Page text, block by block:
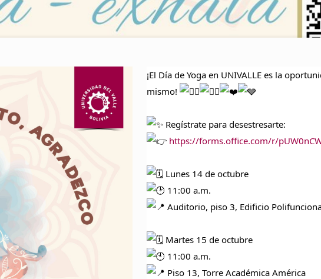
¡El Día de Yoga en UNIVALLE es la
mismo!
Regístrate para desestresarte:
https://forms.office.com/r/
Lunes 14 de octubre
11:00 a.m.
Auditorio, piso 3, Edificio
Martes 15 de octubre
11:00 a.m.
Piso 13, Torre Académica América